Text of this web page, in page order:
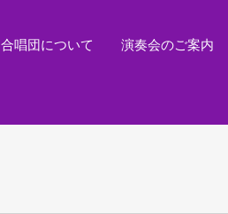
合唱団について 演奏会のご案内